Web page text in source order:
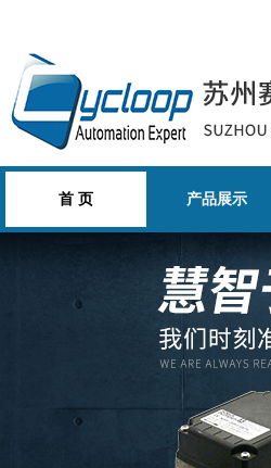
首 页 产品展示